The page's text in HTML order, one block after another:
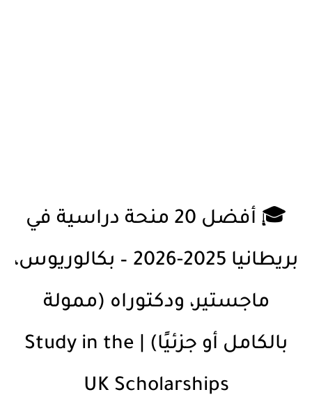
🎓 أفضل 20 منحة دراسية في
بريطانيا 2025-2026 – بكالوريوس،
ماجستير، ودكتوراه (ممولة
بالكامل أو جزئيًا) | Study in the
UK Scholarships